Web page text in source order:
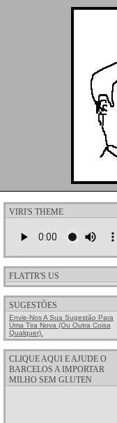
VIRI'S THEME
FLATTR'S US
SUGESTÕES
Envie-Nos A Sua Sugestão Para
Uma Tira Nova (ou Outra Coisa
Qualquer).
CLIQUE AQUI E AJUDE O
BARCELOS A IMPORTAR
MILHO SEM GLUTEN